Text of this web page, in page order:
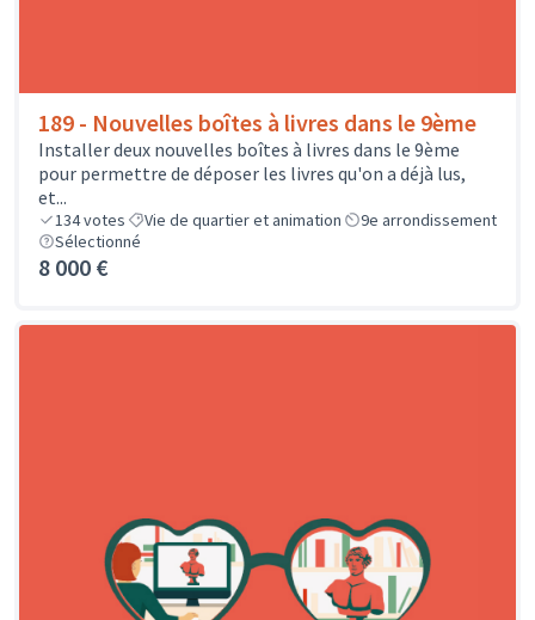
189 - Nouvelles boîtes à livres dans le 9ème
Installer deux nouvelles boîtes à livres dans le 9ème
pour permettre de déposer les livres qu'on a déjà lus,
et...
134votes Vie de quartier et animation
9e arrondissement
Sélectionné
8 000 €